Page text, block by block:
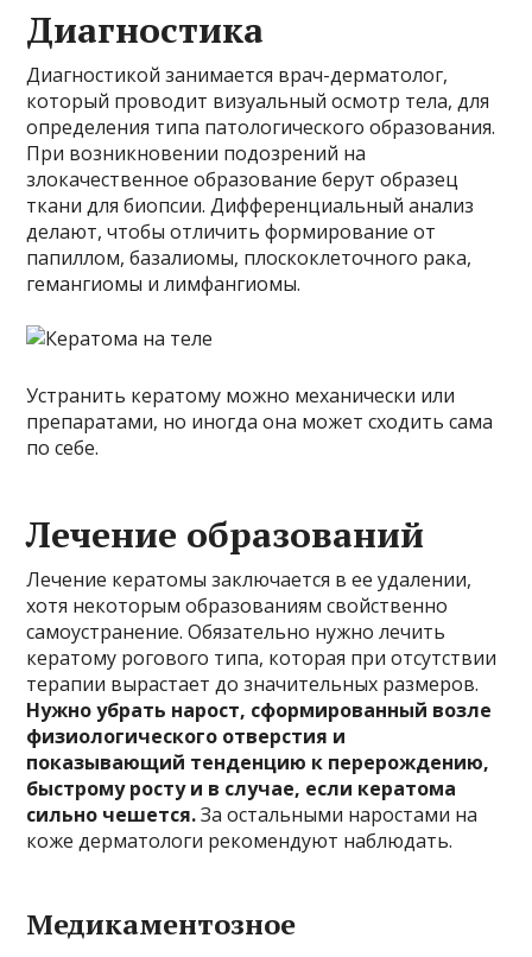
Диагностика
Диагностикой занимается врач-дерматолог,
который проводит визуальный осмотр тела, для
определения типа патологического образования.
При возникновении подозрений на
злокачественное образование берут образец
ткани для биопсии. Дифференциальный анализ
делают, чтобы отличить формирование от
папиллом, базалиомы, плоскоклеточного рака,
гемангиомы и лимфангиомы.
Устранить кератому можно механически или
препаратами, но иногда она может сходить сама
по себе.
Лечение образований
Лечение кератомы заключается в ее удалении,
хотя некоторым образованиям свойственно
самоустранение. Обязательно нужно лечить
кератому рогового типа, которая при отсутствии
терапии вырастает до значительных размеров.
Нужно убрать нарост, сформированный возле
физиологического отверстия и
показывающий тенденцию к перерождению,
быстрому росту и в случае, если кератома
сильно чешется.За остальными наростами на
коже дерматологи рекомендуют наблюдать.
Медикаментозное